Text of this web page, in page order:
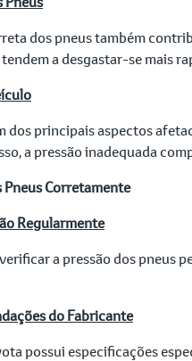
dos pneus também
a desgastar-se mais
dos principais aspectos
a pressão inadequada
Pneus Corretamente
Regularmente
a pressão dos pneus
do Fabricante
possui especificações